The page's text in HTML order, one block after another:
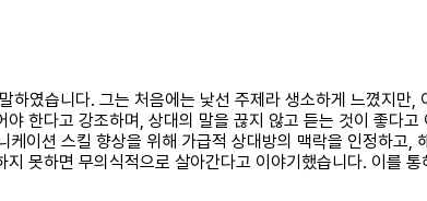
였습니다. 그는 처음에는 낯선 주제라 생소하게 느꼈지만
한다고 강조하며, 상대의 말을 끊지 않고 듣는 것이 좋다
이션 스킬 향상을 위해 가급적 상대방의 맥락을 인정하고,
못하면 무의식적으로 살아간다고 이야기했습니다. 이를